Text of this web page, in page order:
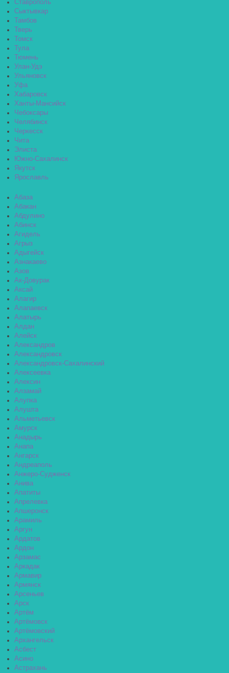
Ставрополь
Сыктывкар
Тамбов
Тверь
Томск
Тула
Тюмень
Улан-Удэ
Ульяновск
Уфа
Хабаровск
Ханты-Мансийск
Чебоксары
Челябинск
Черкесск
Чита
Элиста
Южно-Сахалинск
Якутск
Ярославль
Абаза
Абакан
Абдулино
Абинск
Агидель
Агрыз
Адыгейск
Азнакаево
Азов
Ак-Довурак
Аксай
Алагир
Алапаевск
Алатырь
Алдан
Алейск
Александров
Александровск
Александровск-Сахалинский
Алексеевка
Алексин
Алзамай
Алупка
Алушта
Альметьевск
Амурск
Анадырь
Анапа
Ангарск
Андреаполь
Анжеро-Судженск
Анива
Апатиты
Апрелевка
Апшеронск
Арамиль
Аргун
Ардатов
Ардон
Арзамас
Аркадак
Армавир
Армянск
Арсеньев
Арск
Артём
Артёмовск
Артёмовский
Архангельск
Асбест
Асино
Астрахань